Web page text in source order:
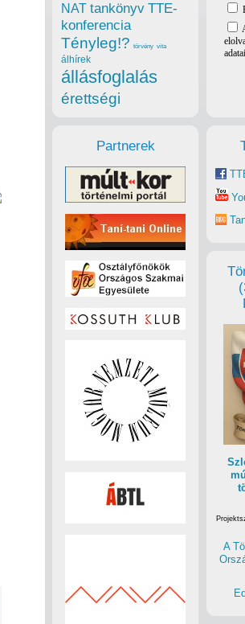
A
NAT tankönyv TTE-
konferencia
Tényleg!? törvény vita
álhírek
állásfoglalás
érettségi
Partnerek